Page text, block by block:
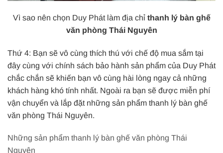
Vì sao nên chọn Duy Phát làm địa chỉ thanh lý bàn ghế
văn phòng Thái Nguyên
Thứ 4: Bạn sẽ vô cùng thích thú với chế độ mua sắm tại
đây cùng với chính sách bảo hành sản phẩm của Duy Phát
chắc chắn sẽ khiến bạn vô cùng hài lòng ngay cả những
khách hàng khó tính nhất. Ngoài ra bạn sẽ được miễn phí
vận chuyển và lắp đặt những sản phẩm thanh lý bàn ghế
văn phòng Thái Nguyên.
Những sản phẩm thanh lý bàn ghế văn phòng Thái
Nguyên